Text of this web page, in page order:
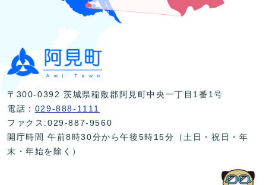
〒300-0392 茨城県稲敷郡阿見町中央一丁目1番1号
電話： 029-888-1111
ファクス:029-887-9560
開庁時間 午前8時30分から午後5時15分（土日・祝日・年
末・年始を除く）